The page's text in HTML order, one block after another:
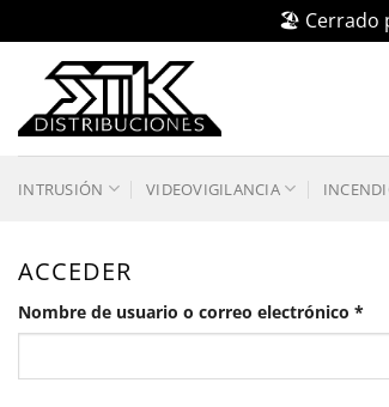
🏖️ Cerrado
contenido
INTRUSIÓN VIDEOVIGILANCIA
ACCEDER
Nombre de usuario o correo electrónico *